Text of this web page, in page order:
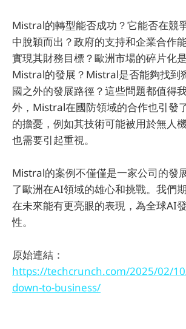
Mistral的轉型能否成功？它能否在競
中脫穎而出？政府的支持和企業合作
實現其財務目標？歐洲市場的碎片化
Mistral的發展？Mistral是否能夠找到
國之外的發展路徑？這些問題都值得
外，Mistral在國防領域的合作也引發
的擔憂，例如其技術可能被用於無人
也需要引起重視。
Mistral的案例不僅僅是一家公司的發
了歐洲在AI領域的雄心和挑戰。我們
在未來能有更亮眼的表現，為全球AI
性。
原始連結：
https://techcrunch.com/2025/02/
down-to-business/